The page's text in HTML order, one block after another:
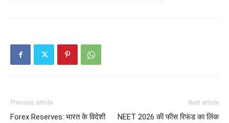
Previous article
Forex Reserves: भारत के विदेशी
Next article
NEET 2026 की फीस रिफंड का लिंक